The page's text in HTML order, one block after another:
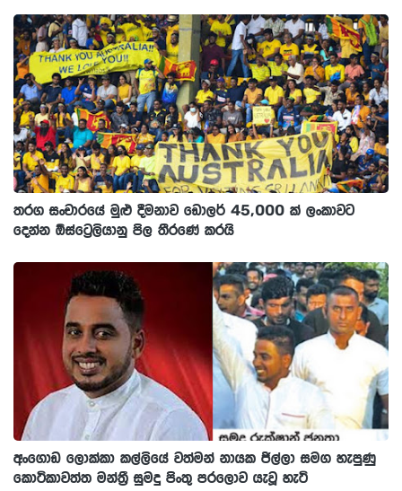
තරග සංචාරයේ මුළු දීමනාව ඩොලර් 45,000 ක් ලංකාවට
දෙන්න ඕස්ට්‍රෙලියානු පිල තීරණේ කරයි
අංගොඩ ලොක්කා කල්ලියේ වත්මන් නායක ජිල්ලා සමග හැපුණු
කොටිකාවත්ත මන්ත්‍රී සුමදු පිංතු පරලොව යැවූ හැටි